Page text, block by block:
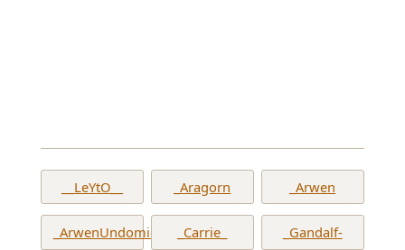
__LeYtO__ _Aragorn _Arwen
_ArwenUndomiel_ _Carrie_ _Gandalf-